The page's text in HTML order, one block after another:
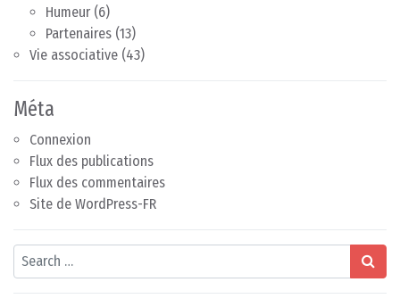
Humeur (6)
Partenaires (13)
Vie associative (43)
Méta
Connexion
Flux des publications
Flux des commentaires
Site de WordPress-FR
Search